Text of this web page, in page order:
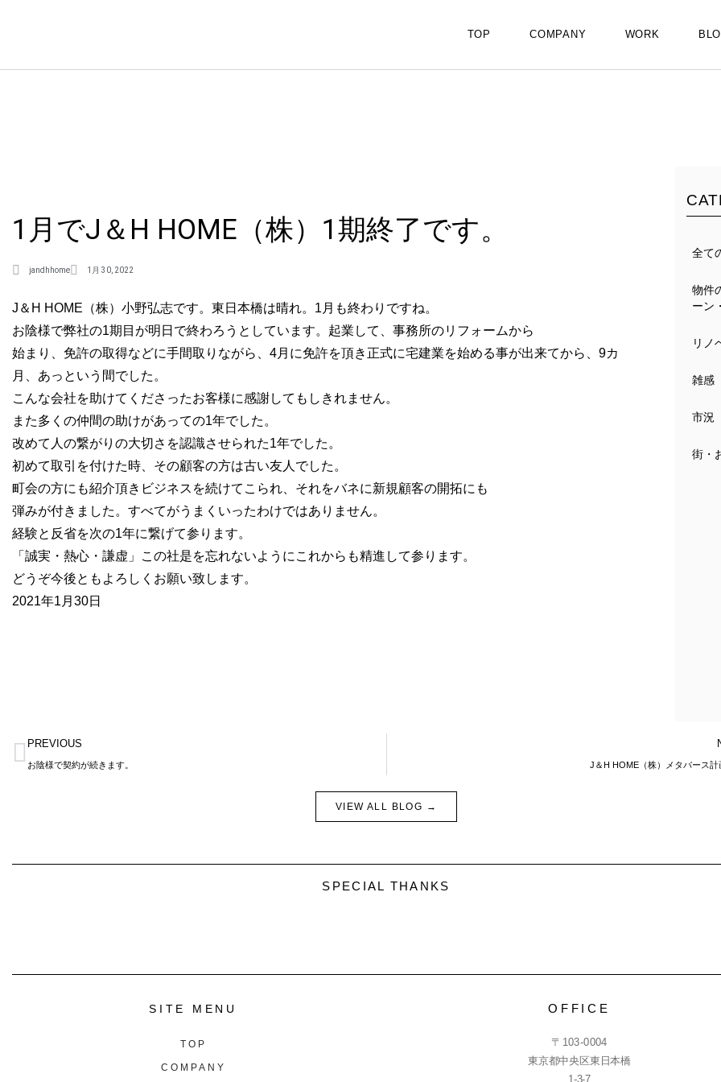
TOP COMPANY WORK
1月でJ＆H HOME（株）1期終了です。
jandhhome 1月 30, 2022
J＆H HOME（株）小野弘志です。東日本橋は晴れ。1月も終わりですね。
お陰様で弊社の1期目が明日で終わろうとしています。起業して、事務所のリフォームから
始まり、免許の取得などに手間取りながら、4月に免許を頂き正式に宅建業を始める事が出来てから、9カ
月、あっという間でした。
こんな会社を助けてくださったお客様に感謝してもしきれません。
また多くの仲間の助けがあっての1年でした。
改めて人の繋がりの大切さを認識させられた1年でした。
初めて取引を付けた時、その顧客の方は古い友人でした。
町会の方にも紹介頂きビジネスを続けてこられ、それをバネに新規顧客の開拓にも
弾みが付きました。すべてがうまくいったわけではありません。
経験と反省を次の1年に繋げて参ります。
「誠実・熱心・謙虚」この社是を忘れないようにこれからも精進して参ります。
どうぞ今後ともよろしくお願い致します。
2021年1月30日
全て
物件
ーン
リノ
雑感
市況
街・
Prev
PREVIOUS
お陰様で契約が続きます。 J＆H HOME（株）メタバース計
VIEW ALL BLOG →
SPECIAL THANKS
SITE MENU
TOP
COMPANY
OFFICE
〒103-0004
東京都中央区東日本橋
1-3-7